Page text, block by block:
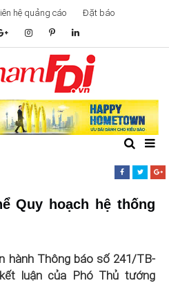
hệ quảng cáo Đặt báo
Quy hoạch hệ thống
hành Thông báo số 241/TB-
luận của Phó Thủ tướng